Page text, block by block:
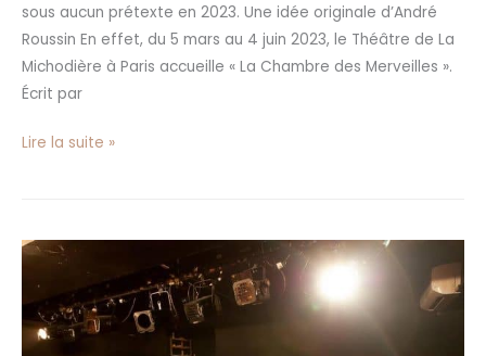
sous aucun prétexte en 2023. Une idée originale d’André
Roussin En effet, du 5 mars au 4 juin 2023, le Théâtre de La
Michodière à Paris accueille « La Chambre des Merveilles ».
Écrit par
Lire la suite »
Le
Théâtre
Gouvernail
: